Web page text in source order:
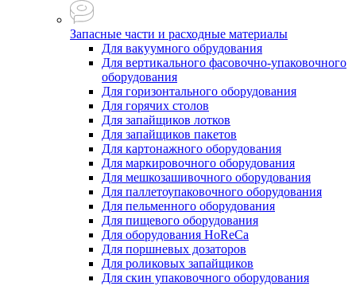
Запасные части и расходные материалы
Для вакуумного обрудования
Для вертикального фасовочно-упаковочного
оборудования
Для горизонтального оборудования
Для горячих столов
Для запайщиков лотков
Для запайщиков пакетов
Для картонажного оборудования
Для маркировочного оборудования
Для мешкозашивочного оборудования
Для паллетоупаковочного оборудования
Для пельменного оборудования
Для пищевого оборудования
Для оборудования HoReCa
Для поршневых дозаторов
Для роликовых запайщиков
Для скин упаковочного оборудования